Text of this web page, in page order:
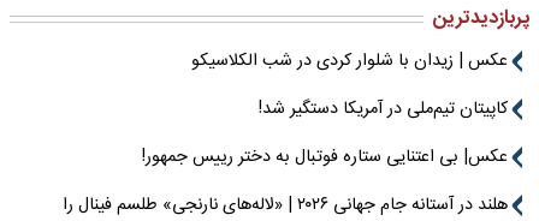
پربازدیدترین
عکس | زیدان با شلوار کردی در شب الکلاسیکو
کاپیتان تیم‌ملی در آمریکا دستگیر شد!
عکس| بی اعتنایی ستاره فوتبال به دختر رییس جمهور!
هلند در آستانه جام جهانی ۲۰۲۶ | «لاله‌های نارنجی» طلسم فینال را